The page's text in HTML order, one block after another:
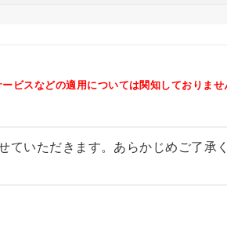
ビスなどの適用については関知しておりませ
ていただきます。あらかじめご了承